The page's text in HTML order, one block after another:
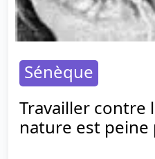
Sénèque
Travailler contre
nature est peine